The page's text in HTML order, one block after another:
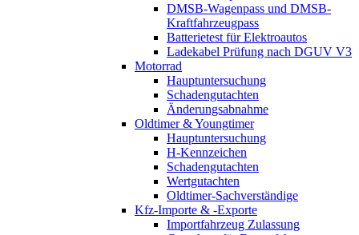
DMSB-Wagenpass und DMSB-
Kraftfahrzeugpass
Batterietest für Elektroautos
Ladekabel Prüfung nach DGUV V3
Motorrad
Hauptuntersuchung
Schadengutachten
Änderungsabnahme
Oldtimer & Youngtimer
Hauptuntersuchung
H-Kennzeichen
Schadengutachten
Wertgutachten
Oldtimer-Sachverständige
Kfz-Importe & -Exporte
Importfahrzeug Zulassung